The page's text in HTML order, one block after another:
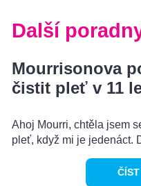
Další
Mourrisonova
čistit pleť v 11
Ahoj Mourri, chtěla jsem
pleť, když mi je jedenáct.